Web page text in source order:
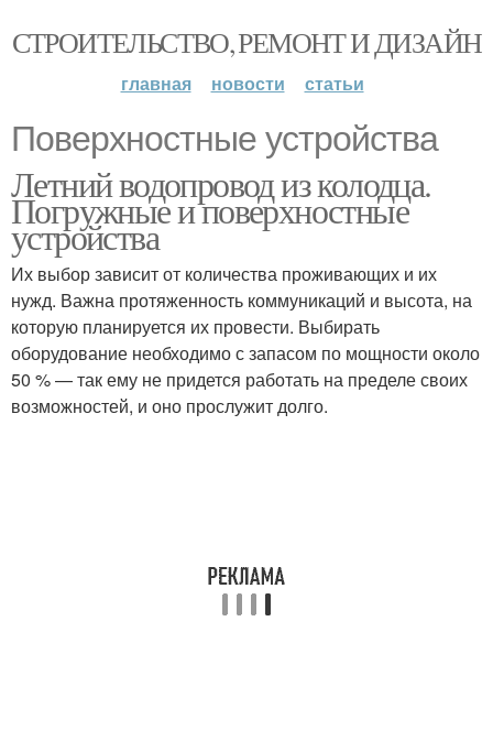
СТРОИТЕЛЬСТВО, РЕМОНТ И ДИЗАЙН
главная новости статьи
Поверхностные устройства
Летний водопровод из колодца.
Погружные и поверхностные
устройства
Их выбор зависит от количества проживающих и их
нужд. Важна протяженность коммуникаций и высота, на
которую планируется их провести. Выбирать
оборудование необходимо с запасом по мощности около
50 % — так ему не придется работать на пределе своих
возможностей, и оно прослужит долго.